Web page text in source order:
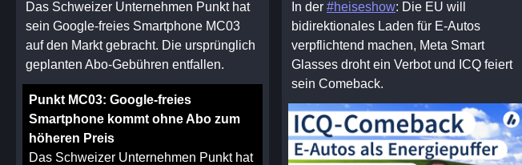
Das Schweizer Unternehmen Punkt hat
sein Google-freies Smartphone MC03
auf den Markt gebracht. Die ursprünglich
geplanten Abo-Gebühren entfallen.
Punkt MC03: Google-freies
Smartphone kommt ohne Abo zum
höheren Preis
Das Schweizer Unternehmen Punkt hat
In der #heiseshow: Die EU will
bidirektionales Laden für E-Autos
verpflichtend machen, Meta Smart
Glasses droht ein Verbot und ICQ feiert
sein Comeback.